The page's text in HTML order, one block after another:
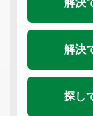
解決
解決
探し